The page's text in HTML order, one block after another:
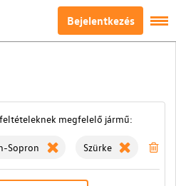
Bejelentkezés
megfelelő jármű:
Sopron Szürke